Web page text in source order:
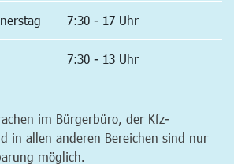
7:30 - 17 Uhr
7:30 - 13 Uhr
im Bürgerbüro, der Kfz-
in allen anderen Bereichen sind nur
möglich.